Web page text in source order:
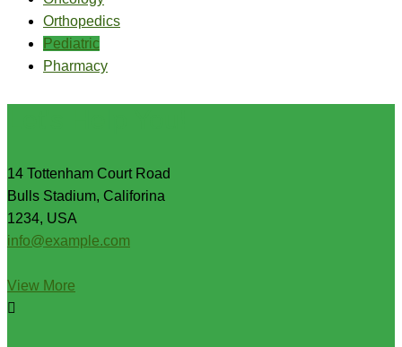
Orthopedics
Pediatric
Pharmacy
14 Tottenham Court Road
Bulls Stadium, Califorina
1234, USA
info@example.com
View More